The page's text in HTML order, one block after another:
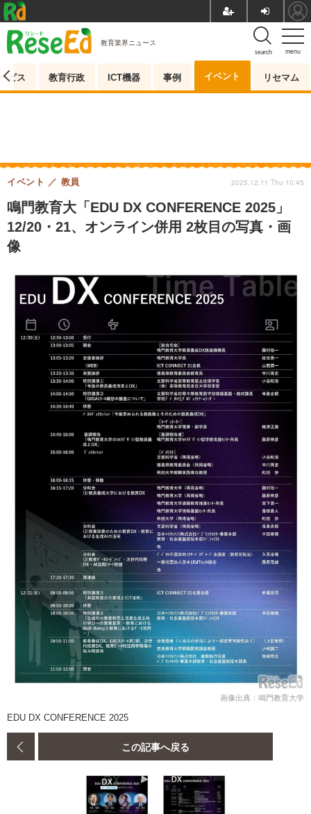
menu
search
教育業界ニュース
ビス 教育行政 ICT機器 事例 イベント リセマム
鳴門教育大「EDU DX CONFERENCE 2025」
12/20・21、オンライン併用 2枚目の写真・画
像
イベント 教員 2025.12.11 Thu 10:45
画像出典：鳴門教育大学
EDU DX CONFERENCE 2025
この記事へ戻る